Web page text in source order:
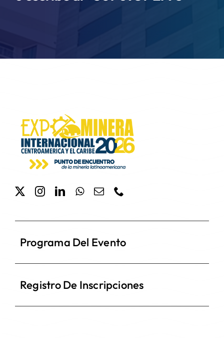
Programa Del Evento
Registro De Inscripciones